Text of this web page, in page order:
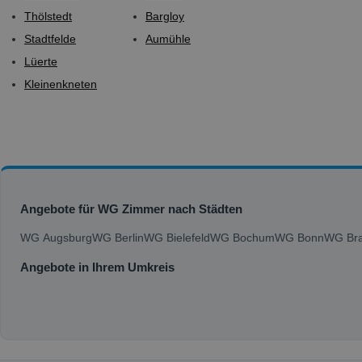
Thölstedt
Stadtfelde
Lüerte
Kleinenkneten
Bargloy
Aumühle
Angebote für WG Zimmer nach Städten
WG AugsburgWG BerlinWG BielefeldWG BochumWG BonnWG
Angebote in Ihrem Umkreis